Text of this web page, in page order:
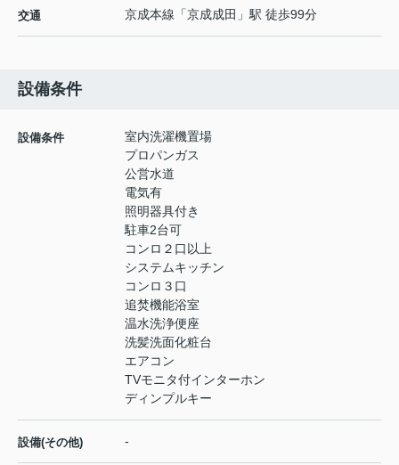
交通 京成本線 「京成成田 」駅 徒歩99分
設備条件
設備条件
室内洗濯機置場
プロパンガス
公営水道
電気有
照明器具付き
駐車2台可
コンロ２口以上
システムキッチン
コンロ３口
追焚機能浴室
温水洗浄便座
洗髪洗面化粧台
エアコン
TVモニタ付インターホン
ディンプルキー
設備(その他) -